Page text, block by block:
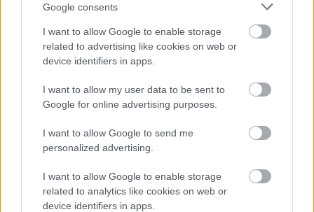
Google consents
I want to allow Google to enable storage
related to advertising like cookies on web or
device identifiers in apps.
I want to allow my user data to be sent to
Google for online advertising purposes.
I want to allow Google to send me
personalized advertising.
I want to allow Google to enable storage
related to analytics like cookies on web or
device identifiers in apps.